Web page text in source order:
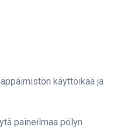
käyttöikää ja
paineilmaa pölyn